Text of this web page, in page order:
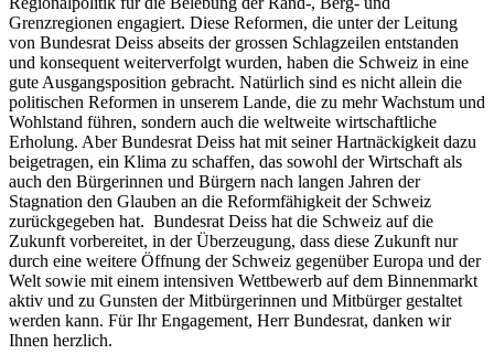
Grenzregionen engagiert. Diese Reformen, die unter der Leitung
von Bundesrat Deiss abseits der grossen Schlagzeilen entstanden
und konsequent weiterverfolgt wurden, haben die Schweiz in eine
gute Ausgangsposition gebracht. Natürlich sind es nicht allein die
politischen Reformen in unserem Lande, die zu mehr Wachstum und
Wohlstand führen, sondern auch die weltweite wirtschaftliche
Erholung. Aber Bundesrat Deiss hat mit seiner Hartnäckigkeit dazu
beigetragen, ein Klima zu schaffen, das sowohl der Wirtschaft als
auch den Bürgerinnen und Bürgern nach langen Jahren der
Stagnation den Glauben an die Reformfähigkeit der Schweiz
zurückgegeben hat. Bundesrat Deiss hat die Schweiz auf die
Zukunft vorbereitet, in der Überzeugung, dass diese Zukunft nur
durch eine weitere Öffnung der Schweiz gegenüber Europa und der
Welt sowie mit einem intensiven Wettbewerb auf dem Binnenmarkt
aktiv und zu Gunsten der Mitbürgerinnen und Mitbürger gestaltet
werden kann. Für Ihr Engagement, Herr Bundesrat, danken wir
Ihnen herzlich.